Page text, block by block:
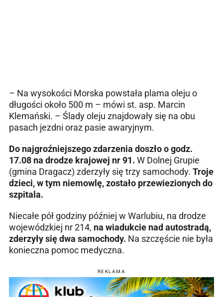
– Na wysokości Morska powstała plama oleju o
długości około 500 m – mówi st. asp. Marcin
Klemański. – Ślady oleju znajdowały się na obu
pasach jezdni oraz pasie awaryjnym.
Do najgroźniejszego zdarzenia doszło o godz.
17.08 na drodze krajowej nr 91. W Dolnej Grupie
(gmina Dragacz) zderzyły się trzy samochody. Troje
dzieci, w tym niemowlę, zostało przewiezionych do
szpitala.
Niecałe pół godziny później w Warlubiu, na drodze
wojewódzkiej nr 214, na wiadukcie nad autostradą,
zderzyły się dwa samochody. Na szczęście nie była
konieczna pomoc medyczna.
REKLAMA